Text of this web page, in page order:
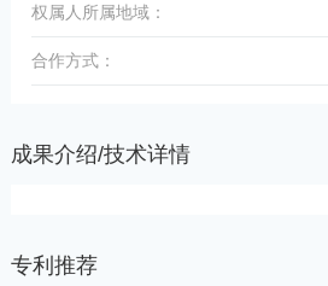
权属人所属地域：
合作方式：
成果介绍/技术详情
专利推荐